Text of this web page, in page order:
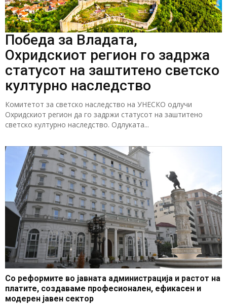
Победа за Владата,
Охридскиот регион го задржа
статусот на заштитено светско
културно наследство
Комитетот за светско наследство на УНЕСКО одлучи
Охридскиот регион да го задржи статусот на заштитено
светско културно наследство. Одлуката...
Со реформите во јавната администрација и растот на
платите, создаваме професионален, ефикасен и
модерен јавен сектор